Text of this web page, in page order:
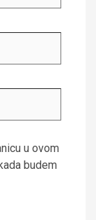
u ovom
budem